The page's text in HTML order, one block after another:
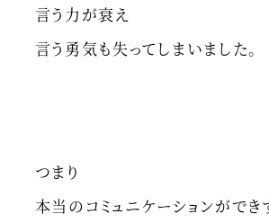
言う力が衰え
言う勇気も失ってしまいました。
つまり
本当のコミュニケーションができ